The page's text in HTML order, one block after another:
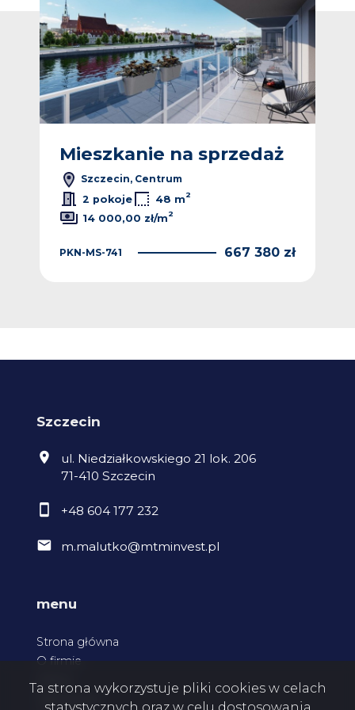
Mieszkanie na sprzedaż
Szczecin, Centrum
2 pokoje
48 m2
14 000,00 zł/m2
PKN-MS-741 667 380 zł
Szczecin
ul. Niedziałkowskiego 21 lok. 206
71-410 Szczecin
+48 604 177 232
m.malutko@mtminvest.pl
menu
Strona główna
O firmie
Ta strona wykorzystuje pliki cookies w celach
statystycznych oraz w celu dostosowania